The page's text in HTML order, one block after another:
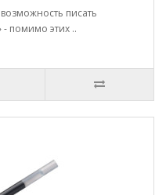
писать
- помимо этих ..